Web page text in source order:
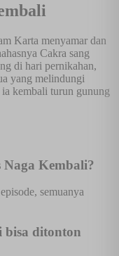
Karta menyamar dan
Cakra sang
di hari pernikahan,
yang melindungi
kembali turun gunung
Naga Kembali?
semuanya
bisa ditonton